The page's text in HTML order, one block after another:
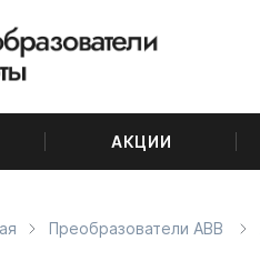
АКЦИИ
Преобразователи ABB